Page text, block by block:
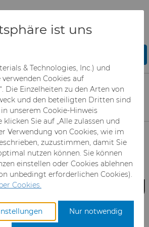
based on this region.
Schleifmittel
CBN
CBN-Pulver
Press Tooling-
Raumfahrt
Werkzeuge
Sie sich für den
Hyperion
für
22 - Sep 26, 2025
ist uns
& Technologies, Inc.) und
Cookies auf
Die Einzelheiten zu den Arten von
und den beteiligten Dritten sind
unserem Cookie-Hinweis
Sie auf „Alle zulassen und
Verwendung von Cookies, wie im
zuzustimmen, damit Sie
nutzen können. Sie können
einstellen oder Cookies ablehnen
unbedingt erforderlichen Cookies).
Cookies.
Nur notwendig